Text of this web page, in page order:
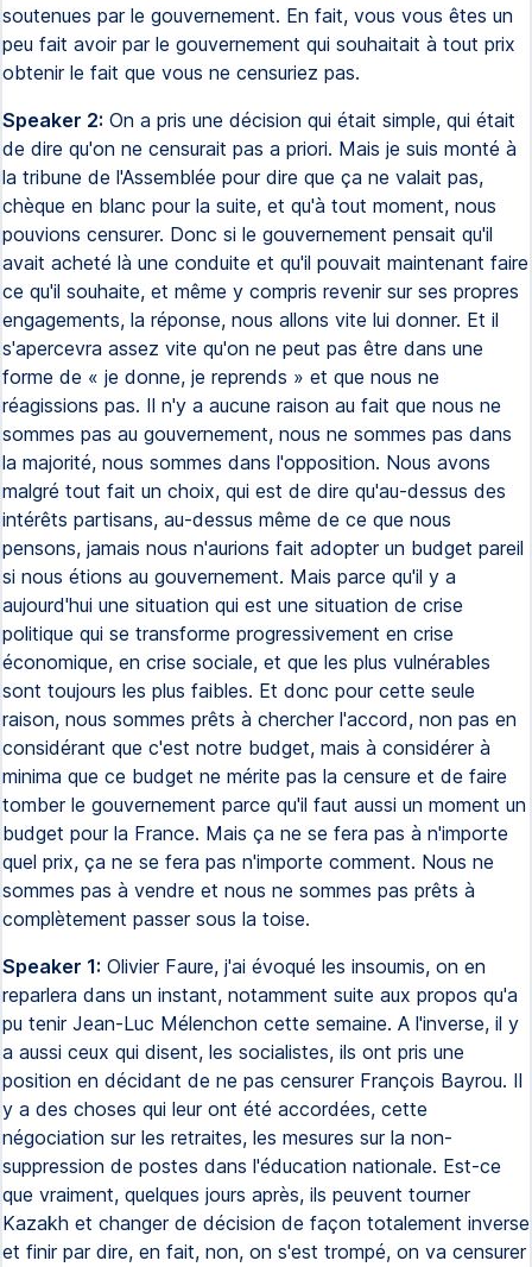
soutenues par le gouvernement. En fait, vous vous êtes un
peu fait avoir par le gouvernement qui souhaitait à tout prix
obtenir le fait que vous ne censuriez pas.
Speaker 2: On a pris une décision qui était simple, qui était
de dire qu'on ne censurait pas a priori. Mais je suis monté à
la tribune de l'Assemblée pour dire que ça ne valait pas,
chèque en blanc pour la suite, et qu'à tout moment, nous
pouvions censurer. Donc si le gouvernement pensait qu'il
avait acheté là une conduite et qu'il pouvait maintenant faire
ce qu'il souhaite, et même y compris revenir sur ses propres
engagements, la réponse, nous allons vite lui donner. Et il
s'apercevra assez vite qu'on ne peut pas être dans une
forme de « je donne, je reprends » et que nous ne
réagissions pas. Il n'y a aucune raison au fait que nous ne
sommes pas au gouvernement, nous ne sommes pas dans
la majorité, nous sommes dans l'opposition. Nous avons
malgré tout fait un choix, qui est de dire qu'au-dessus des
intérêts partisans, au-dessus même de ce que nous
pensons, jamais nous n'aurions fait adopter un budget pareil
si nous étions au gouvernement. Mais parce qu'il y a
aujourd'hui une situation qui est une situation de crise
politique qui se transforme progressivement en crise
économique, en crise sociale, et que les plus vulnérables
sont toujours les plus faibles. Et donc pour cette seule
raison, nous sommes prêts à chercher l'accord, non pas en
considérant que c'est notre budget, mais à considérer à
minima que ce budget ne mérite pas la censure et de faire
tomber le gouvernement parce qu'il faut aussi un moment un
budget pour la France. Mais ça ne se fera pas à n'importe
quel prix, ça ne se fera pas n'importe comment. Nous ne
sommes pas à vendre et nous ne sommes pas prêts à
complètement passer sous la toise.
Speaker 1: Olivier Faure, j'ai évoqué les insoumis, on en
reparlera dans un instant, notamment suite aux propos qu'a
pu tenir Jean-Luc Mélenchon cette semaine. A l'inverse, il y
a aussi ceux qui disent, les socialistes, ils ont pris une
position en décidant de ne pas censurer François Bayrou. Il
y a des choses qui leur ont été accordées, cette
négociation sur les retraites, les mesures sur la non-
suppression de postes dans l'éducation nationale. Est-ce
que vraiment, quelques jours après, ils peuvent tourner
Kazakh et changer de décision de façon totalement inverse
et finir par dire, en fait, non, on s'est trompé, on va censurer